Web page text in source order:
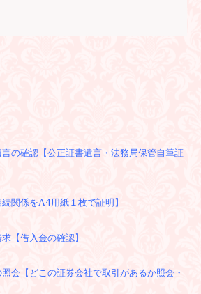
の確認【公正証書遺言・法務局保管自筆証
関係をA4用紙１枚で証明】
【借入金の確認】
会【どこの証券会社で取引があるか照会・